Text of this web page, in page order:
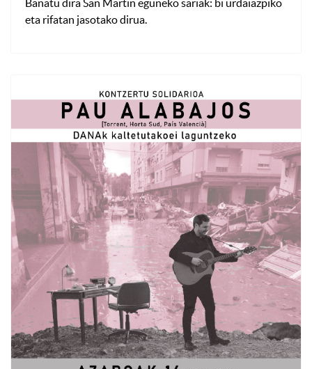
Banatu dira San Martin eguneko sariak: bi urdaiazpiko
eta rifatan jasotako dirua.